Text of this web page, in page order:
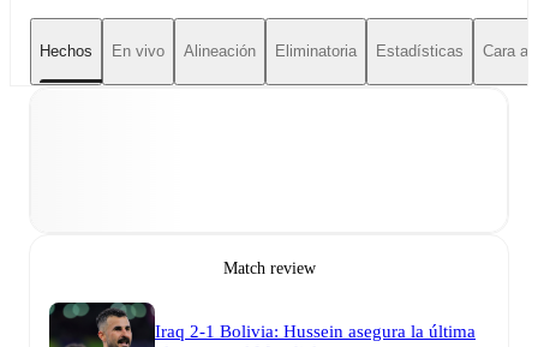
Hechos En vivo Alineación Eliminatoria Estadísticas Cara a
Match review
Iraq 2-1 Bolivia: Hussein asegura la última